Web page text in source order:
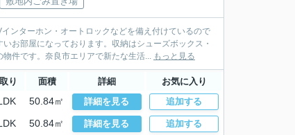
ンターホン・オートロックなどを備え付けているので
お部屋になっております。収納はシューズボックス・
件です。奈良市エリアで新たな生活... もっと見る
り 面積 詳細 お気に入り
50.84㎡ 詳細を見る 追加する
50.84㎡ 詳細を見る 追加する